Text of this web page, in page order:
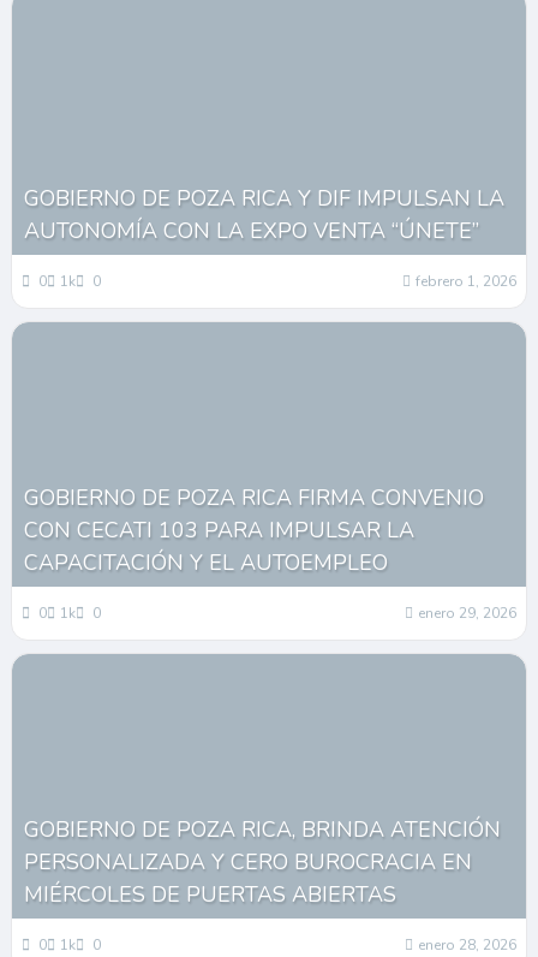
GOBIERNO DE POZA RICA Y DIF IMPULSAN LA
AUTONOMÍA CON LA EXPO VENTA “ÚNETE”
0 1k 0 febrero 1, 2026
GOBIERNO DE POZA RICA FIRMA CONVENIO
CON CECATI 103 PARA IMPULSAR LA
CAPACITACIÓN Y EL AUTOEMPLEO
0 1k 0 enero 29, 2026
GOBIERNO DE POZA RICA, BRINDA ATENCIÓN
PERSONALIZADA Y CERO BUROCRACIA EN
MIÉRCOLES DE PUERTAS ABIERTAS
0 1k 0 enero 28, 2026